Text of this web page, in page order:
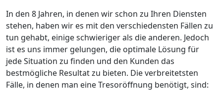
In den 8 Jahren, in denen wir schon zu Ihren Diensten
stehen, haben wir es mit den verschiedensten Fällen zu
tun gehabt, einige schwieriger als die anderen. Jedoch
ist es uns immer gelungen, die optimale Lösung für
jede Situation zu finden und den Kunden das
bestmögliche Resultat zu bieten. Die verbreitetsten
Fälle, in denen man eine Tresoröffnung benötigt, sind: